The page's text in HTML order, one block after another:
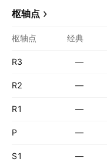
枢轴点
枢轴点 经典
R3 —
R2 —
R1 —
P —
S1 —